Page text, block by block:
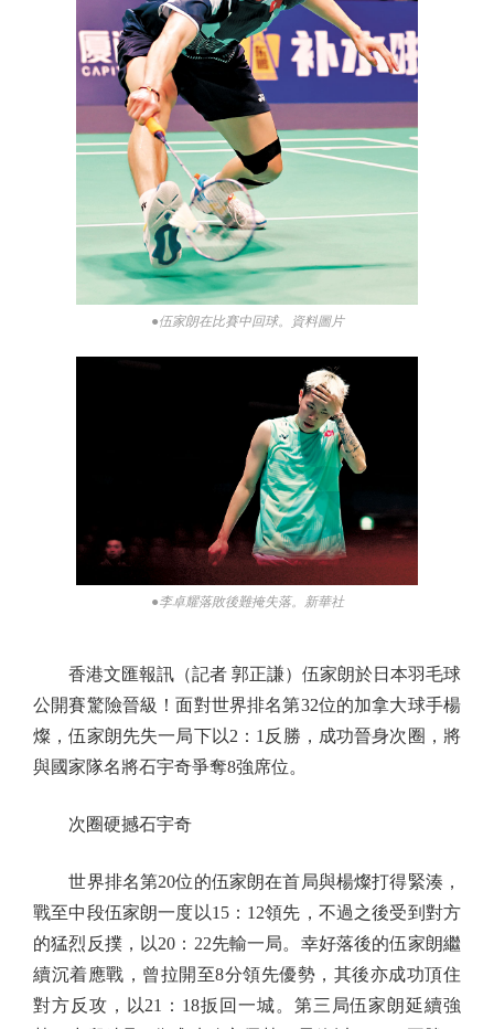
●伍家朗在比賽中回球。資料圖片
●李卓耀落敗後難掩失落。新華社
香港文匯報訊（記者 郭正謙）伍家朗於日本羽毛球
公開賽驚險晉級！面對世界排名第32位的加拿大球手楊
燦，伍家朗先失一局下以2：1反勝，成功晉身次圈，將
與國家隊名將石宇奇爭奪8強席位。
次圈硬撼石宇奇
世界排名第20位的伍家朗在首局與楊燦打得緊湊，
戰至中段伍家朗一度以15：12領先，不過之後受到對方
的猛烈反撲，以20：22先輸一局。幸好落後的伍家朗繼
續沉着應戰，曾拉開至8分領先優勢，其後亦成功頂住
對方反攻，以21：18扳回一城。第三局伍家朗延續強